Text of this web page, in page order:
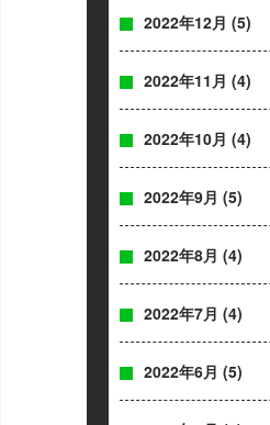
2022年12月 (5)
2022年11月 (4)
2022年10月 (4)
2022年9月 (5)
2022年8月 (4)
2022年7月 (4)
2022年6月 (5)